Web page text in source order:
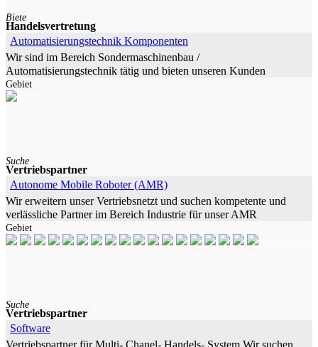
Biete
Handelsvertretung
Automatisierungstechnik Komponenten
Wir sind im Bereich Sondermaschinenbau /
Automatisierungstechnik tätig und bieten unseren Kunden
Projektlösungen als Generalunternehmer. Hauptsächlich
Gebiet
Suche
Vertriebspartner
Autonome Mobile Roboter (AMR)
Wir erweitern unser Vertriebsnetzt und suchen kompetente und
verlässliche Partner im Bereich Industrie für unser AMR
(Transportroboter). Als Vertriebspartner
Gebiet
Suche
Vertriebspartner
Software
Vertriebspartner für Multi- Chanel- Handels- System Wir suchen